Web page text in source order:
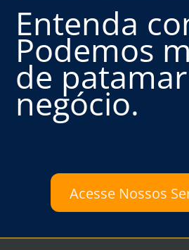
Entenda
Podemos
de
negócio.
Acesse Nossos